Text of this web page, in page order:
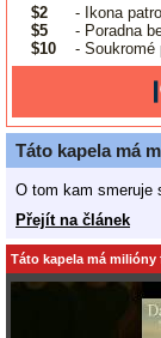
$2
- Ikona
$5
- Poradna
$10
- Soukromé
Táto kapela má
O tom kam smeruje
Přejít na článek
Táto kapela má